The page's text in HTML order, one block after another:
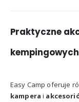
Praktyczne
kempingowych
Easy Camp oferuje
kampera i